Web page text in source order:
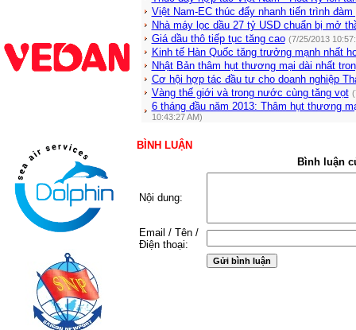
Việt Nam-EC thúc đẩy nhanh tiến trình đàm
Nhà máy lọc dầu 27 tỷ USD chuẩn bị mở
Giá dầu thô tiếp tục tăng cao (7/25/2013
Kinh tế Hàn Quốc tăng trưởng mạnh nhất
Nhật Bản thâm hụt thương mại dài nhất
Cơ hội hợp tác đầu tư cho doanh nghiệp
Vàng thế giới và trong nước cùng tăng vọt
6 tháng đầu năm 2013: Thâm hụt thương
10:43:27 AM)
BÌNH LUẬN
Bình luận
Nội dung:
Email / Tên /
Điện thoại: